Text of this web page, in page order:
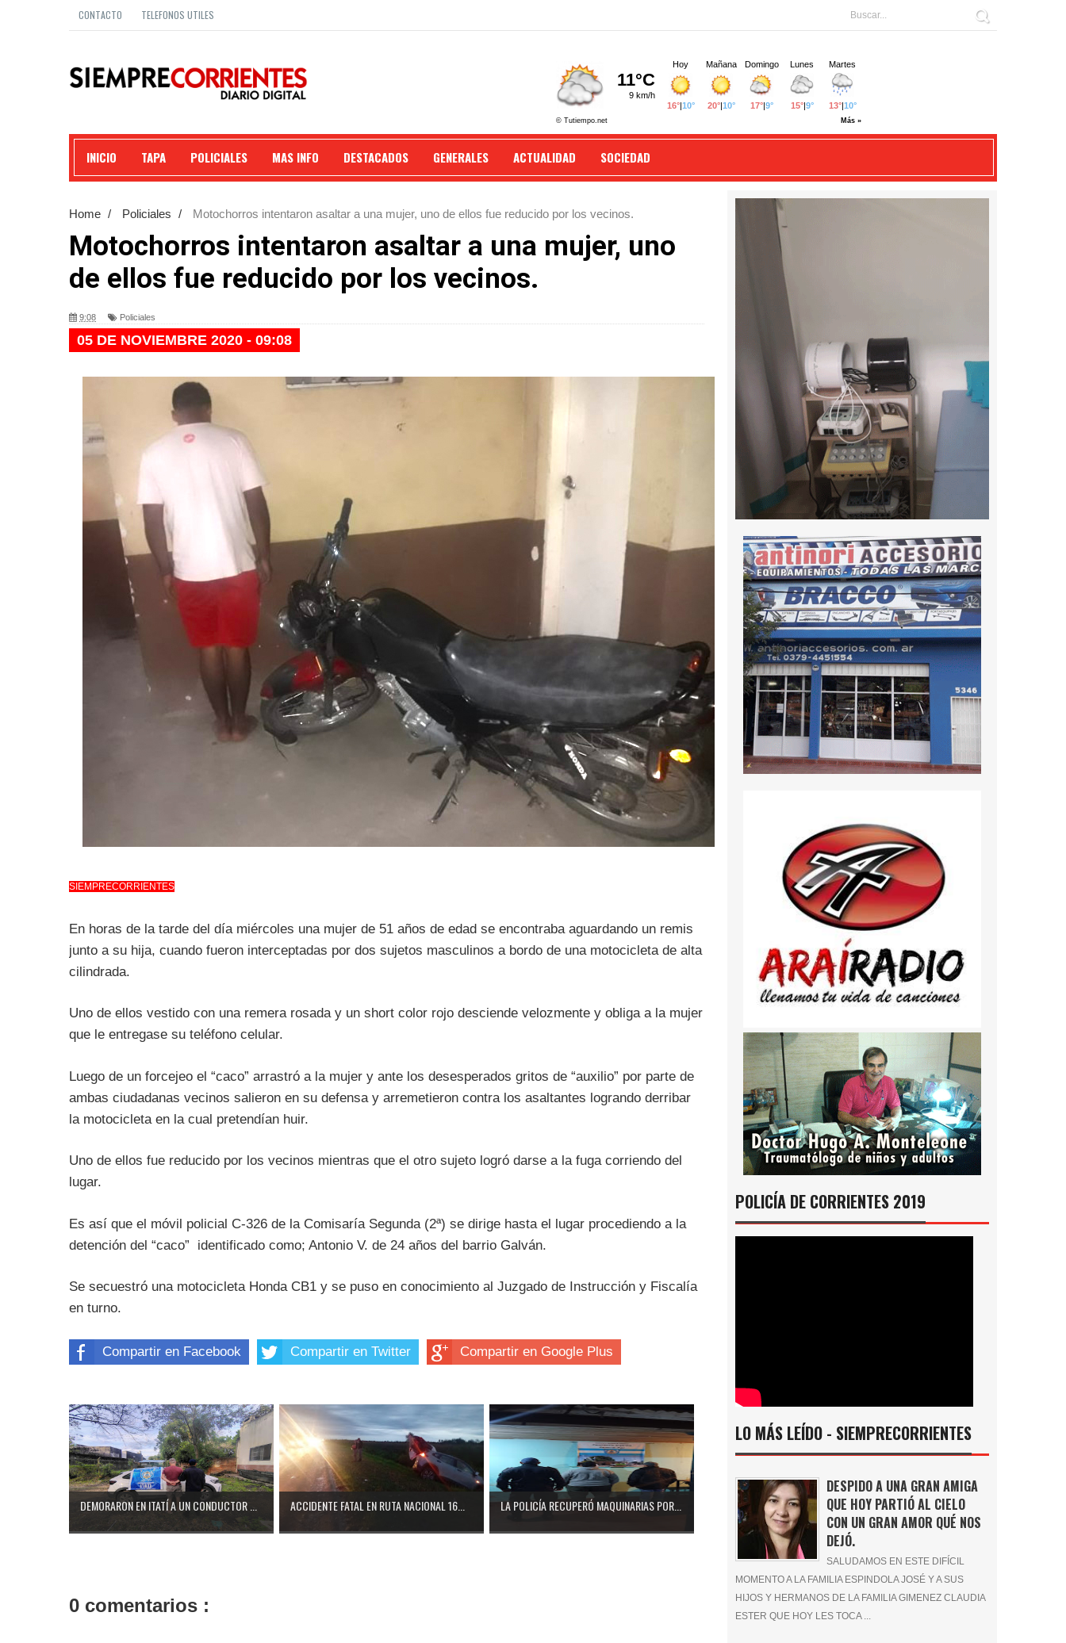
CONTACTO TELEFONOS UTILES
INICIO TAPA POLICIALES MAS INFO DESTACADOS GENERALES ACTUALIDAD SOCIEDAD
Home / Policiales / Motochorros intentaron asaltar a una mujer, uno de ellos fue reducido por los vecinos.
Motochorros intentaron asaltar a una mujer, uno
de ellos fue reducido por los vecinos.
9:08 Policiales
05 DE NOVIEMBRE 2020 - 09:08
SIEMPRECORRIENTES
En horas de la tarde del día miércoles una mujer de 51 años de edad se encontraba aguardando un remis
junto a su hija, cuando fueron interceptadas por dos sujetos masculinos a bordo de una motocicleta de alta
cilindrada.
Uno de ellos vestido con una remera rosada y un short color rojo desciende velozmente y obliga a la mujer
que le entregase su teléfono celular.
Luego de un forcejeo el “caco” arrastró a la mujer y ante los desesperados gritos de “auxilio” por parte de
ambas ciudadanas vecinos salieron en su defensa y arremetieron contra los asaltantes logrando derribar
la motocicleta en la cual pretendían huir.
Uno de ellos fue reducido por los vecinos mientras que el otro sujeto logró darse a la fuga corriendo del
lugar.
Es así que el móvil policial C-326 de la Comisaría Segunda (2ª) se dirige hasta el lugar procediendo a la
detención del “caco” identificado como; Antonio V. de 24 años del barrio Galván.
Se secuestró una motocicleta Honda CB1 y se puso en conocimiento al Juzgado de Instrucción y Fiscalía
en turno.
Compartir en Facebook Compartir en Twitter Compartir en Google Plus
DEMORARON EN ITATÍ A UN CONDUCTOR ... ACCIDENTE FATAL EN RUTA NACIONAL 16... LA POLICÍA RECUPERÓ MAQUINARIAS POR...
0 comentarios :
POLICÍA DE CORRIENTES 2019
LO MÁS LEÍDO - SIEMPRECORRIENTES
DESPIDO A UNA GRAN AMIGA
QUE HOY PARTIÓ AL CIELO
CON UN GRAN AMOR QUÉ NOS
DEJÓ.
SALUDAMOS EN ESTE DIFÍCIL
MOMENTO A LA FAMILIA ESPINDOLA JOSÉ Y A SUS
HIJOS Y HERMANOS DE LA FAMILIA GIMENEZ CLAUDIA
ESTER QUE HOY LES TOCA ...